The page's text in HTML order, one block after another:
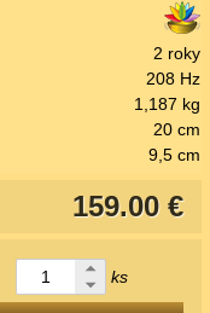
2 roky
208 Hz
1,187 kg
20 cm
9,5 cm
159.00 €
ks